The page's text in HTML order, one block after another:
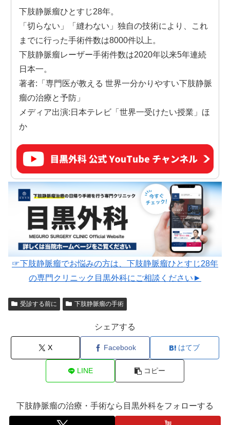
下肢静脈瘤ひとすじ28年。
「切らない」「縫わない」独自の技術により、これ
までに行った手術件数は8000件以上。
下肢静脈瘤レーザー手術件数は2020年以来5年連続
日本一。
著者:「専門医が教える 世界一分かりやすい下肢静脈
瘤の治療と予防」
メディア出演:日本テレビ「世界一受けたい授業」ほ
か
☞下肢静脈瘤でお悩みの方は、下肢静脈瘤ひとすじ28年
の専門クリニック目黒外科にご相談ください►
受診する前に 下肢静脈瘤の手術
シェアする
X Facebook はてブ
LINE コピー
下肢静脈瘤の治療・手術なら目黒外科をフォローする